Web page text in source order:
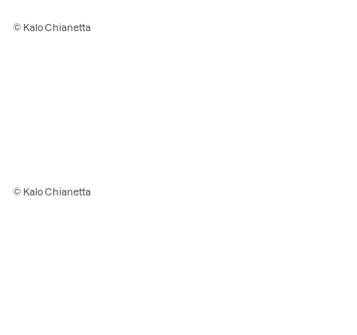
© Kalo Chianetta
© Kalo Chianetta